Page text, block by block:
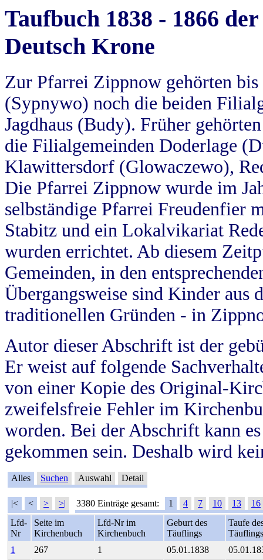
Taufbuch 1838 - 1866
Deutsch Krone
Zur Pfarrei Zippnow gehörten
(Sypnywo) noch die beiden
Jagdhaus (Budy). Früher
die Filialgemeinden Doderlage
Klawittersdorf (Glowaczewo),
Die Pfarrei Zippnow wurde im
selbständige Pfarrei Freudenfier
Stabitz und ein Lokalvikariat
wurden errichtet. Ab diesem
Gemeinden, in den
Übergangsweise sind Kinder aus
traditionellen Gründen - in
Autor dieser Abschrift ist der
Er weist auf folgende
von einer Kopie des Original-
zweifelsfreie Fehler im
worden. Bei der Abschrift kann
gekommen sein. Deshalb wird
Alles Suchen Auswahl Detail
|< < > >| 3380 Einträge gesamt: 1 4 7 10 13
16
Lfd-
Nr
Seite im
Kirchenbuch
Lfd-Nr im
Kirchenbuch
Geburt des
Täuflings
Taufe
Täuflings
1
267 1 05.01.1838